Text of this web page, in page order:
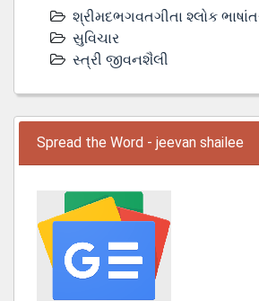
શ્રીમદભગવતગીતા શ્લોક
સુવિચાર
સ્ત્રી જીવનશૈલી
Spread the Word - jeevan shailee